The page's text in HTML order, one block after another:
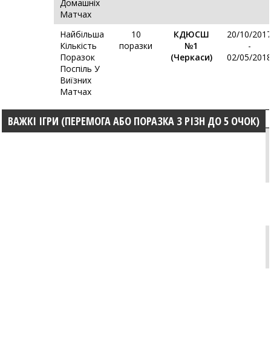
Домашніх
Матчах
Найбільша
Кількість
Поразок
Поспіль У
Виїзних
Матчах
10
поразки
КДЮСШ
№1
(Черкаси)
20/10/2017
-
02/05/2018
ВАЖКІ ІГРИ (ПЕРЕМОГА АБО ПОРАЗКА З РІЗН ДО 5 ОЧОК)